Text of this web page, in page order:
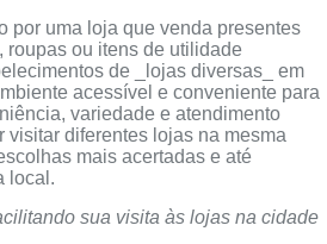
por uma loja que venda presentes
roupas ou itens de utilidade
de _lojas diversas_ em
acessível e conveniente para
variedade e atendimento
visitar diferentes lojas na mesma
mais acertadas e até
local.
sua visita às lojas na cidade